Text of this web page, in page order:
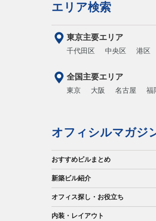
エリア検索
東京主要エリア
千代田区 中央区 港区
全国主要エリア
東京 大阪 名古屋 福
オフィシルマガジ
おすすめビルまとめ
新築ビル紹介
オフィス探し・お役立ち
内装・レイアウト